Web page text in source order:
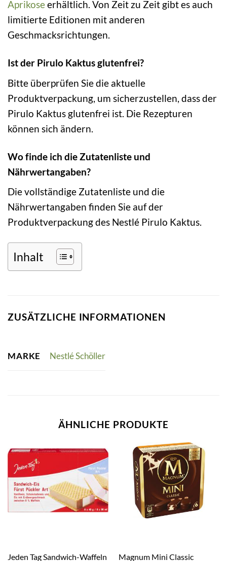
Aprikoseerhältlich. Von Zeit zu Zeit gibt es auch
limitierte Editionen mit anderen
Geschmacksrichtungen.
Ist der Pirulo Kaktus glutenfrei?
Bitte überprüfen Sie die aktuelle
Produktverpackung, um sicherzustellen, dass der
Pirulo Kaktus glutenfrei ist. Die Rezepturen
können sich ändern.
Wo finde ich die Zutatenliste und
Nährwertangaben?
Die vollständige Zutatenliste und die
Nährwertangaben finden Sie auf der
Produktverpackung des Nestlé Pirulo Kaktus.
Inhalt
ZUSÄTZLICHE INFORMATIONEN
MARKE Nestlé Schöller
ÄHNLICHE PRODUKTE
Jeden Tag Sandwich-Waffeln Magnum Mini Classic